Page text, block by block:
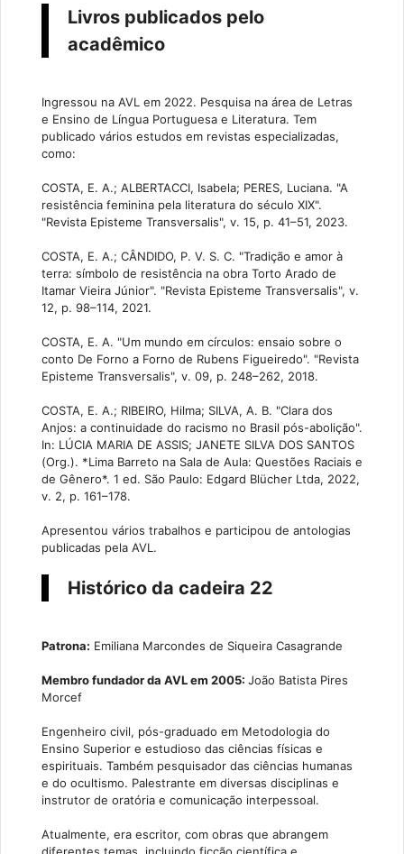
Livros publicados pelo
acadêmico
Ingressou na AVL em 2022. Pesquisa na área de Letras
e Ensino de Língua Portuguesa e Literatura. Tem
publicado vários estudos em revistas especializadas,
como:
COSTA, E. A.; ALBERTACCI, Isabela; PERES, Luciana. "A
resistência feminina pela literatura do século XIX".
"Revista Episteme Transversalis", v. 15, p. 41–51, 2023.
COSTA, E. A.; CÂNDIDO, P. V. S. C. "Tradição e amor à
terra: símbolo de resistência na obra Torto Arado de
Itamar Vieira Júnior". "Revista Episteme Transversalis", v.
12, p. 98–114, 2021.
COSTA, E. A. "Um mundo em círculos: ensaio sobre o
conto De Forno a Forno de Rubens Figueiredo". "Revista
Episteme Transversalis", v. 09, p. 248–262, 2018.
COSTA, E. A.; RIBEIRO, Hilma; SILVA, A. B. "Clara dos
Anjos: a continuidade do racismo no Brasil pós-abolição".
In: LÚCIA MARIA DE ASSIS; JANETE SILVA DOS SANTOS
(Org.). *Lima Barreto na Sala de Aula: Questões Raciais e
de Gênero*. 1 ed. São Paulo: Edgard Blücher Ltda, 2022,
v. 2, p. 161–178.
Apresentou vários trabalhos e participou de antologias
publicadas pela AVL.
Histórico da cadeira 22
Patrona: Emiliana Marcondes de Siqueira Casagrande
Membro fundador da AVL em 2005: João Batista Pires
Morcef
Engenheiro civil, pós-graduado em Metodologia do
Ensino Superior e estudioso das ciências físicas e
espirituais. Também pesquisador das ciências humanas
e do ocultismo. Palestrante em diversas disciplinas e
instrutor de oratória e comunicação interpessoal.
Atualmente, era escritor, com obras que abrangem